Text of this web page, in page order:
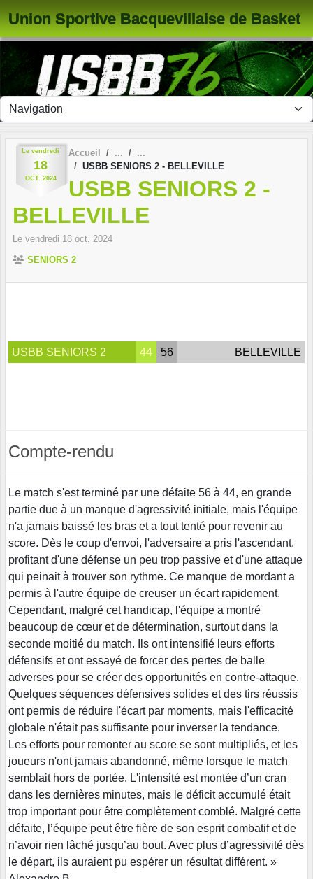
Union Sportive Bacquevillaise de Basket
Le vendredi
18
OCT. 2024
Accueil
USBB SENIORS 2 - BELLEVILLE
USBB SENIORS 2 -
BELLEVILLE
Le vendredi 18 oct. 2024
SENIORS 2
USBB SENIORS 2 44 56 BELLEVILLE
Compte-rendu
Le match s'est terminé par une défaite 56 à 44, en grande
partie due à un manque d'agressivité initiale, mais l'équipe
n'a jamais baissé les bras et a tout tenté pour revenir au
score. Dès le coup d'envoi, l'adversaire a pris l'ascendant,
profitant d'une défense un peu trop passive et d'une attaque
qui peinait à trouver son rythme. Ce manque de mordant a
permis à l'autre équipe de creuser un écart rapidement.
Cependant, malgré cet handicap, l'équipe a montré
beaucoup de cœur et de détermination, surtout dans la
seconde moitié du match. Ils ont intensifié leurs efforts
défensifs et ont essayé de forcer des pertes de balle
adverses pour se créer des opportunités en contre-attaque.
Quelques séquences défensives solides et des tirs réussis
ont permis de réduire l'écart par moments, mais l'efficacité
globale n'était pas suffisante pour inverser la tendance.
Les efforts pour remonter au score se sont multipliés, et les
joueurs n'ont jamais abandonné, même lorsque le match
semblait hors de portée. L'intensité est montée d’un cran
dans les dernières minutes, mais le déficit accumulé était
trop important pour être complètement comblé. Malgré cette
défaite, l’équipe peut être fière de son esprit combatif et de
n’avoir rien lâché jusqu’au bout. Avec plus d’agressivité dès
le départ, ils auraient pu espérer un résultat différent. »